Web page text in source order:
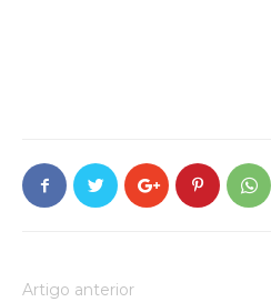
Artigo anterior